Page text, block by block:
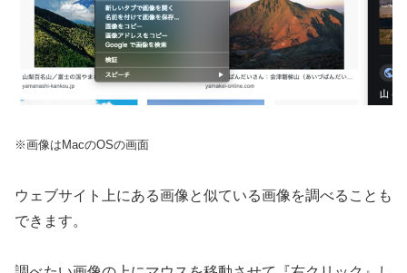
※画像はMacのOSの画面
ウェブサイト上にある画像と似ている画像を調べることも
できます。